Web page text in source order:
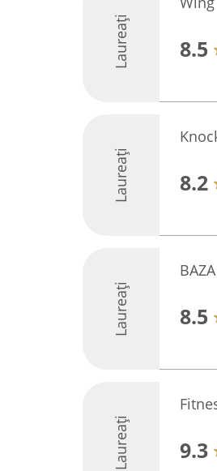
Laureați 8.5
Laureați 8.2
Laureați 8.5
Laureați 9.3